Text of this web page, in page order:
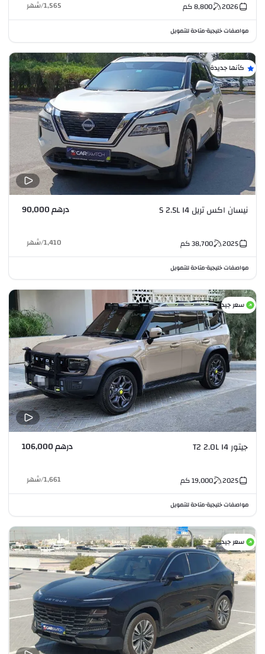
2026
8,800كم 1,565
/شهر
مواصفات خليجية•متاحة للتمويل
كأنها جديدة
نيسان اكس تريل S 2.5L I4 درهم 90,000
2025
38,700كم 1,410
/شهر
مواصفات خليجية•متاحة للتمويل
سعر جيد
جيتور T2 2.0L I4 درهم 106,000
2025
19,000كم 1,661
/شهر
مواصفات خليجية•متاحة للتمويل
سعر جيد